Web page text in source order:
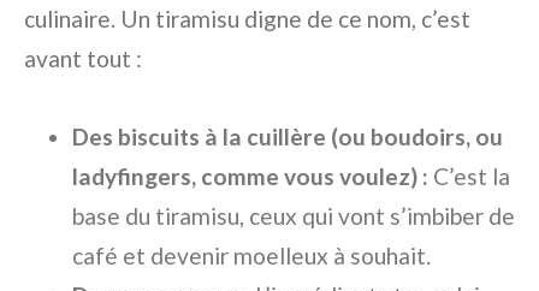
culinaire. Un tiramisu digne de ce nom, c’est
avant tout :
Des biscuits à la cuillère (ou boudoirs, ou
ladyfingers, comme vous voulez) : C’est la
base du tiramisu, ceux qui vont s’imbiber de
café et devenir moelleux à souhait.